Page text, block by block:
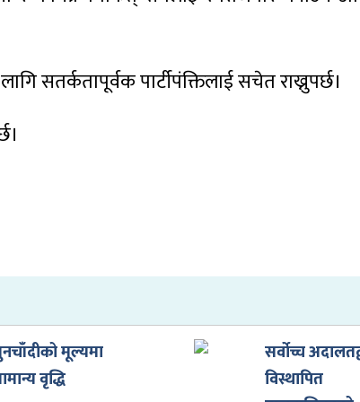
सतर्कतापूर्वक पार्टीपंक्तिलाई सचेत राख्नुपर्छ।
मूल्यमा
वृद्धि
सर्वोच्च
विस्थापित